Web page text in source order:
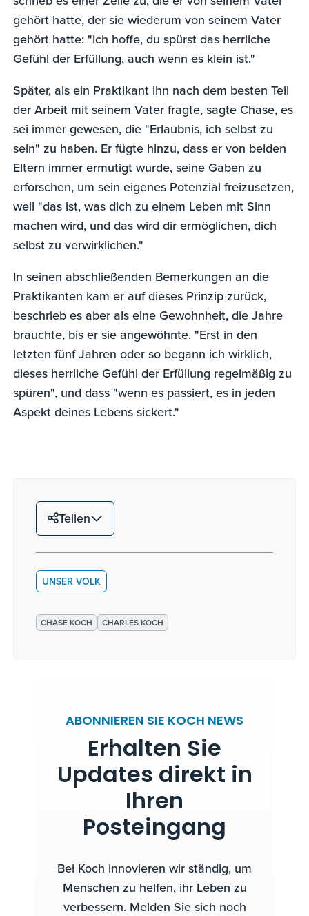
gehört hatte, der sie wiederum von seinem Vater
gehört hatte: "Ich hoffe, du spürst das herrliche
Gefühl der Erfüllung, auch wenn es klein ist."
Später, als ein Praktikant ihn nach dem besten Teil
der Arbeit mit seinem Vater fragte, sagte Chase, es
sei immer gewesen, die "Erlaubnis, ich selbst zu
sein" zu haben. Er fügte hinzu, dass er von beiden
Eltern immer ermutigt wurde, seine Gaben zu
erforschen, um sein eigenes Potenzial freizusetzen,
weil "das ist, was dich zu einem Leben mit Sinn
machen wird, und das wird dir ermöglichen, dich
selbst zu verwirklichen."
In seinen abschließenden Bemerkungen an die
Praktikanten kam er auf dieses Prinzip zurück,
beschrieb es aber als eine Gewohnheit, die Jahre
brauchte, bis er sie angewöhnte. "Erst in den
letzten fünf Jahren oder so begann ich wirklich,
dieses herrliche Gefühl der Erfüllung regelmäßig zu
spüren", und dass "wenn es passiert, es in jeden
Aspekt deines Lebens sickert."
Teilen
UNSER VOLK
CHASE KOCH CHARLES KOCH
ABONNIEREN SIE KOCH NEWS
Erhalten Sie
Updates direkt in
Ihren
Posteingang
Bei Koch innovieren wir ständig, um
Menschen zu helfen, ihr Leben zu
verbessern. Melden Sie sich noch